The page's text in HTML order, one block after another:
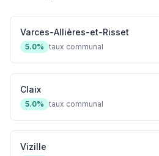
Varces-Allières-et-Risset
5.0% taux communal
Claix
5.0% taux communal
Vizille